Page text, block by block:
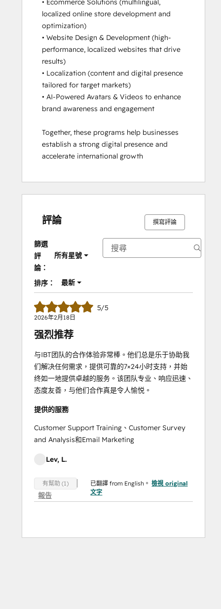
• Ecommerce Solutions (multilingual,
localized online store development and
optimization)
• Website Design & Development (high-
performance, localized websites that drive
results)
• Localization (content and digital presence
tailored for target markets)
• AI-Powered Avatars & Videos to enhance
brand awareness and engagement
Together, these programs help businesses
establish a strong digital presence and
accelerate international growth
評論 撰寫評論
篩選
評
論：
所有星號
排序： 最新
5/5
2026年2月18日
强烈推荐
与IBT团队的合作体验非常棒。他们总是乐于协助我
们解决任何需求，提供可靠的7×24小时支持，并始
终如一地提供卓越的服务。该团队专业、响应迅速、
态度友善，与他们合作真是令人愉悦。
提供的服務
Customer Support Training、Customer Survey
and Analysis和Email Marketing
Lev, L.
有幫助 (1)
報告
已翻譯 from English。檢視 original
文字